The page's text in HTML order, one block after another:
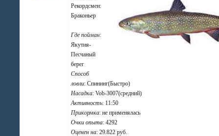
Рекордсмен:
Браконьер
Где пойман:
Якутия-
Песчаный
берег
Способ
ловли: Спининг(Быстро)
Насадка: Vob-3007(средний)
Активность: 11:50
Прикормка: не применялась
Очки опыта: 4292
Оценен на: 29.822 руб.